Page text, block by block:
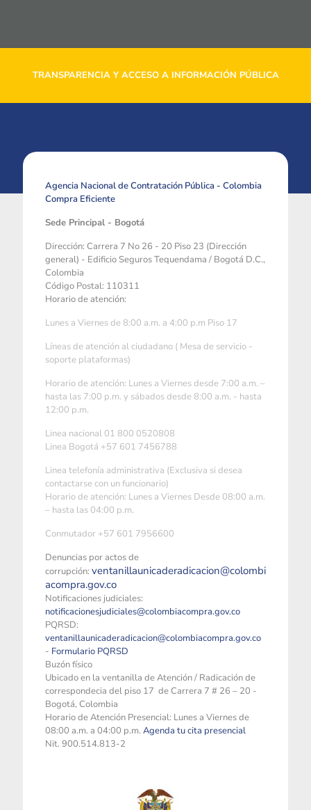
TRANSPARENCIA Y ACCESO A INFORMACIÓN PÚBLICA
Agencia Nacional de Contratación Pública - Colombia
Compra Eficiente
Sede Principal - Bogotá
Dirección: Carrera 7 No 26 - 20 Piso 23 (Dirección
general) - Edificio Seguros Tequendama / Bogotá D.C.,
Colombia
Código Postal: 110311
Horario de atención:
Lunes a Viernes de 8:00 a.m. a 4:00 p.m Piso 17
Líneas de atención al ciudadano ( Mesa de servicio -
soporte plataformas)
Horario de atención: Lunes a Viernes desde 7:00 a.m. –
hasta las 7:00 p.m. y sábados desde 8:00 a.m. - hasta
12:00 p.m.
Linea nacional 01 800 0520808
Linea Bogotá +57 601 7456788
Linea telefonía administrativa (Exclusiva si desea
contactarse con un funcionario)
Horario de atención: Lunes a Viernes Desde 08:00 a.m.
– hasta las 04:00 p.m.
Conmutador +57 601 7956600
Denuncias por actos de
corrupción: ventanillaunicaderadicacion@colombi
acompra.gov.co
Notificaciones judiciales:
notificacionesjudiciales@colombiacompra.gov.co
PQRSD:
ventanillaunicaderadicacion@colombiacompra.gov.co
- Formulario PQRSD
Buzón físico
Ubicado en la ventanilla de Atención / Radicación de
correspondecia del piso 17 de Carrera 7 # 26 – 20 -
Bogotá, Colombia
Horario de Atención Presencial: Lunes a Viernes de
08:00 a.m. a 04:00 p.m. Agenda tu cita presencial
Nit. 900.514.813-2